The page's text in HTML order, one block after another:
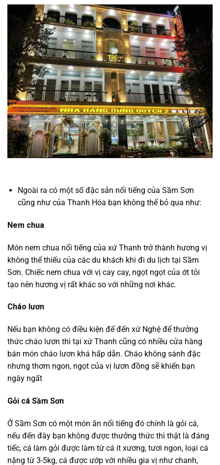
Ngoài ra có một số đặc sản nổi tiếng của Sầm Sơn
cũng như của Thanh Hóa bạn không thể bỏ qua như:
Nem chua
Món nem chua nổi tiếng của xứ Thanh trở thành hương vị
không thể thiếu của các du khách khi đi du lịch tại Sầm
Sơn. Chiếc nem chua với vị cay cay, ngọt ngọt của ớt tỏi
tạo nên hương vị rất khác so với những nơi khác.
Cháo lươn
Nếu bạn không có điều kiện để đến xứ Nghệ để thưởng
thức cháo lươn thì tại xứ Thanh cũng có nhiều cửa hàng
bán món cháo lươn khá hấp dẫn. Cháo không sánh đặc
nhưng thơm ngon, ngọt của vị lươn đồng sẽ khiến bạn
ngây ngất
Gỏi cá Sầm Sơn
Ở Sầm Sơn có một món ăn nổi tiếng đó chính là gỏi cá,
nếu đến đây bạn không được thưởng thức thì thật là đáng
tiếc, cá làm gỏi được làm từ cá ít xương, tươi ngon, loại cá
nặng từ 3-5kg, cá được ướp với nhiều gia vị như chanh,